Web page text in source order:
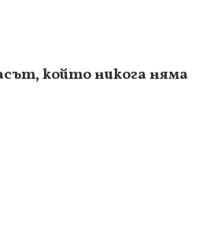
който никога няма